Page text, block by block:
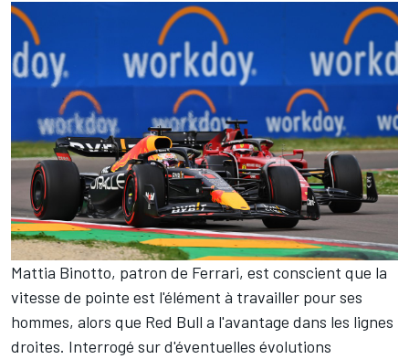
Mattia Binotto, patron de Ferrari, est conscient que la
vitesse de pointe est l'élément à travailler pour ses
hommes, alors que Red Bull a l'avantage dans les lignes
droites. Interrogé sur d'éventuelles évolutions